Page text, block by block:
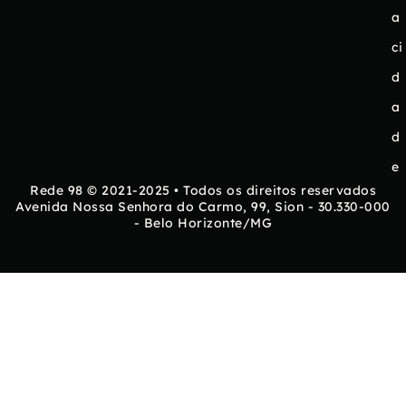
a
ci
d
a
d
e
Rede 98 © 2021-2025 • Todos os direitos reservados
Avenida Nossa Senhora do Carmo, 99, Sion - 30.330-000
- Belo Horizonte/MG